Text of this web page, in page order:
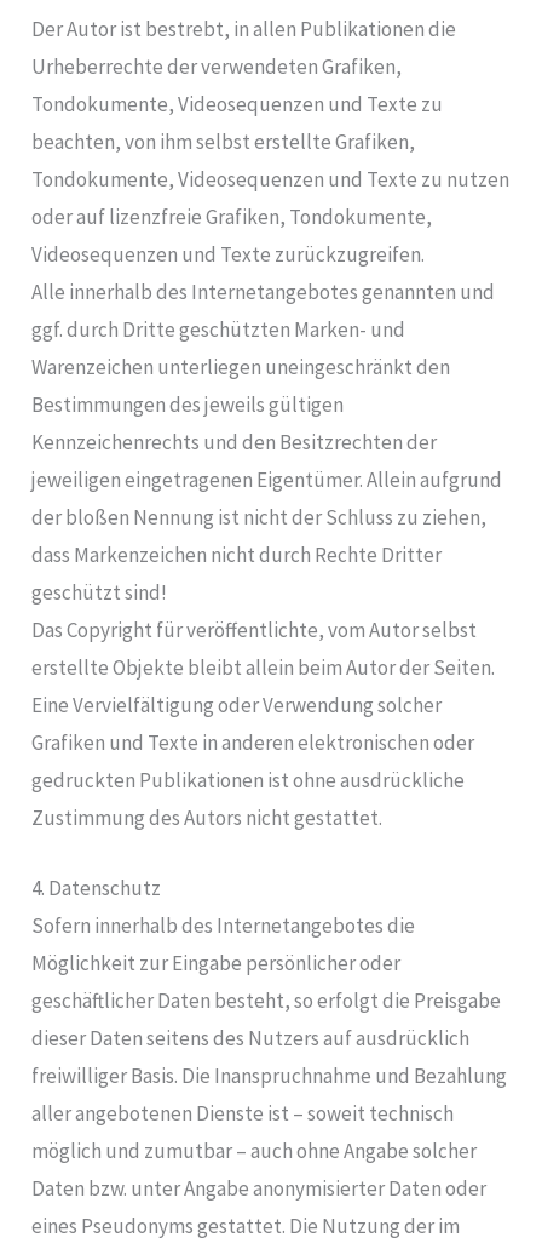
Der Autor ist bestrebt, in allen Publikationen die
Urheberrechte der verwendeten Grafiken,
Tondokumente, Videosequenzen und Texte zu
beachten, von ihm selbst erstellte Grafiken,
Tondokumente, Videosequenzen und Texte zu nutzen
oder auf lizenzfreie Grafiken, Tondokumente,
Videosequenzen und Texte zurückzugreifen.
Alle innerhalb des Internetangebotes genannten und
ggf. durch Dritte geschützten Marken- und
Warenzeichen unterliegen uneingeschränkt den
Bestimmungen des jeweils gültigen
Kennzeichenrechts und den Besitzrechten der
jeweiligen eingetragenen Eigentümer. Allein aufgrund
der bloßen Nennung ist nicht der Schluss zu ziehen,
dass Markenzeichen nicht durch Rechte Dritter
geschützt sind!
Das Copyright für veröffentlichte, vom Autor selbst
erstellte Objekte bleibt allein beim Autor der Seiten.
Eine Vervielfältigung oder Verwendung solcher
Grafiken und Texte in anderen elektronischen oder
gedruckten Publikationen ist ohne ausdrückliche
Zustimmung des Autors nicht gestattet.
4. Datenschutz
Sofern innerhalb des Internetangebotes die
Möglichkeit zur Eingabe persönlicher oder
geschäftlicher Daten besteht, so erfolgt die Preisgabe
dieser Daten seitens des Nutzers auf ausdrücklich
freiwilliger Basis. Die Inanspruchnahme und Bezahlung
aller angebotenen Dienste ist – soweit technisch
möglich und zumutbar – auch ohne Angabe solcher
Daten bzw. unter Angabe anonymisierter Daten oder
eines Pseudonyms gestattet. Die Nutzung der im